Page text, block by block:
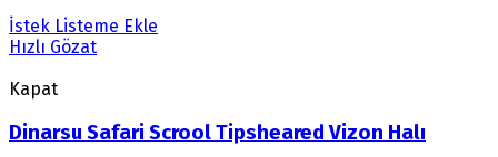
İstek Listeme Ekle
Hızlı Gözat
Kapat
Dinarsu Safari Scrool Tipsheared Vizon Halı